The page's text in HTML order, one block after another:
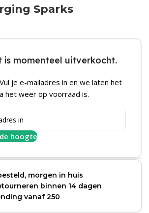
Sparks
is momenteel uitverkocht.
je e-mailadres in en we laten het
het weer op voorraad is.
hoogte
morgen in huis
binnen 14 dagen
vanaf 250